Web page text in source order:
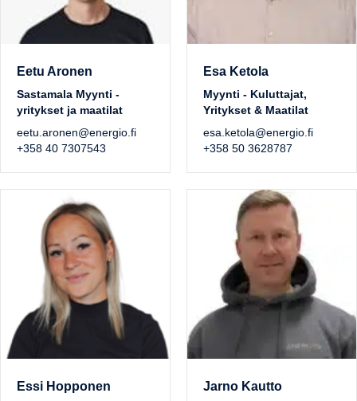
Eetu Aronen
Sastamala Myynti -
yritykset ja maatilat
eetu.aronen@energio.fi
+358 40 7307543
Esa Ketola
Myynti - Kuluttajat,
Yritykset & Maatilat
esa.ketola@energio.fi
+358 50 3628787
Essi Hopponen Jarno Kautto